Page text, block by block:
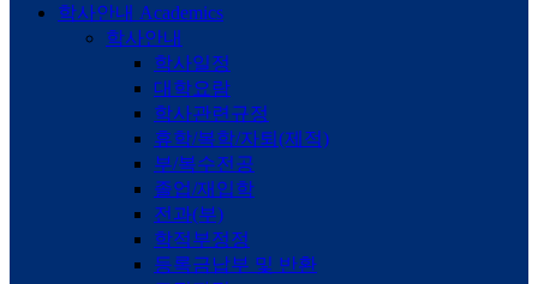
학사안내 Academics
학사안내
학사일정
대학요람
학사관련규정
휴학/복학/자퇴(제적)
부/복수전공
졸업/재입학
전과(부)
학적부정정
등록금납부 및 반환